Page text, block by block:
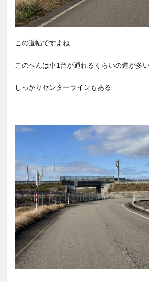
この道幅ですよね
このへんは車1台が通れるくらいの道が多
しっかりセンターラインもある